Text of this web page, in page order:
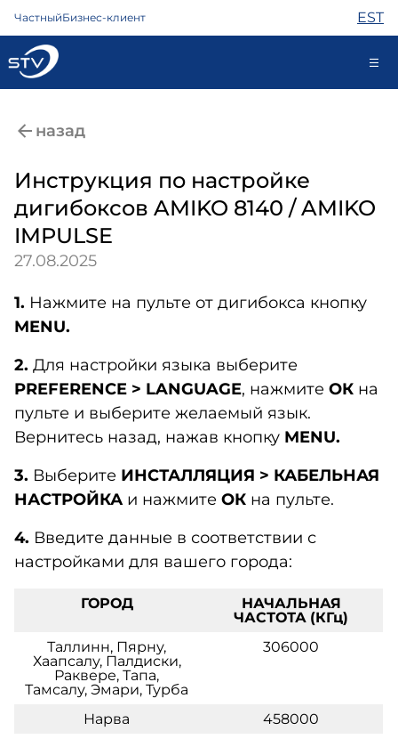
ЧастныйБизнес-клиент EST
Интернет
ТВ
Телефон
Помощь
Магазин
Контакты
Новости
назад
Инструкция по настройке
дигибоксов AMIKO 8140 / AMIKO
IMPULSE
27.08.2025
1. Нажмите на пульте от дигибокса кнопку
MENU.
2. Для настройки языка выберите
PREFERENCE > LANGUAGE, нажмите ОК на
пульте и выберите желаемый язык.
Вернитесь назад, нажав кнопку MENU.
3. Выберите ИНСТАЛЛЯЦИЯ > КАБЕЛЬНАЯ
НАСТРОЙКА и нажмите ОК на пульте.
4. Введите данные в соответствии с
настройками для вашего города:
ГОРОД
НАЧАЛЬНАЯ
ЧАСТОТА (КГц)
Таллинн, Пярну,
Хаапсалу, Палдиски,
Раквере, Тапа,
Тамсалу, Эмари, Турба
306000
Нарва
458000